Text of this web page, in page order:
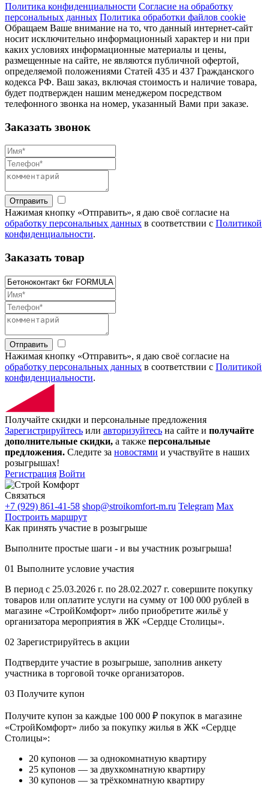
Политика конфиденциальности Согласие на обработку
персональных данных Политика обработки файлов cookie
Обращаем Ваше внимание на то, что данный интернет-сайт
носит исключительно информационный характер и ни при
каких условиях информационные материалы и цены,
размещенные на сайте, не являются публичной офертой,
определяемой положениями Статей 435 и 437 Гражданского
кодекса РФ. Ваш заказ, включая стоимость и наличие товара,
будет подтвержден нашим менеджером посредством
телефонного звонка на номер, указанный Вами при заказе.
Заказать звонок
Отправить
Нажимая кнопку «Отправить», я даю своё согласие на
обработку персональных данных в соответствии с Политикой
конфиденциальности.
Заказать товар
Отправить
Нажимая кнопку «Отправить», я даю своё согласие на
обработку персональных данных в соответствии с Политикой
конфиденциальности.
Получайте скидки и персональные предложения
Зарегистрируйтесь или авторизуйтесь на сайте и получайте
дополнительные скидки, а также персональные
предложения. Следите за новостями и участвуйте в наших
розыгрышах!
Регистрация Войти
Связаться
+7 (929) 861-41-58 shop@stroikomfort-m.ru Telegram Max
Построить маршрут
Как принять участие в розыгрыше
Выполните простые шаги - и вы участник розыгрыша!
01 Выполните условие участия
В период с 25.03.2026 г. по 28.02.2027 г. совершите покупку
товаров или оплатите услуги на сумму от 100 000 рублей в
магазине «СтройКомфорт» либо приобретите жильё у
организатора мероприятия в ЖК «Сердце Столицы».
02 Зарегистрируйтесь в акции
Подтвердите участие в розыгрыше, заполнив анкету
участника в торговой точке организаторов.
03 Получите купон
Получите купон за каждые 100 000 ₽ покупок в магазине
«СтройКомфорт» либо за покупку жилья в ЖК «Сердце
Столицы»:
20 купонов — за однокомнатную квартиру
25 купонов — за двухкомнатную квартиру
30 купонов — за трёхкомнатную квартиру